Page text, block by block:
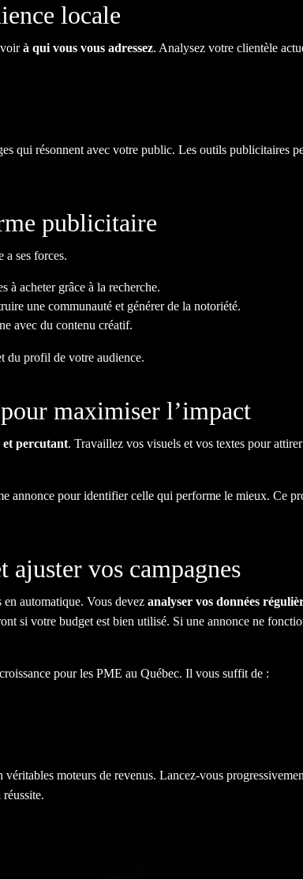
locale
à qui vous vous adressez. Analysez votre clientèle
qui résonnent avec votre public. Les outils publicitaires
publicitaire
a ses forces.
à acheter grâce à la recherche.
une communauté et générer de la notoriété.
avec du contenu créatif.
du profil de votre audience.
maximiser l’impact
et percutant. Travaillez vos visuels et vos textes pour
annonce pour identifier celle qui performe le mieux. Ce
ajuster vos campagnes
en automatique. Vous devez analyser vos données
si votre budget est bien utilisé. Si une annonce ne
pour les PME au Québec. Il vous suffit de :
moteurs de revenus. Lancez-vous